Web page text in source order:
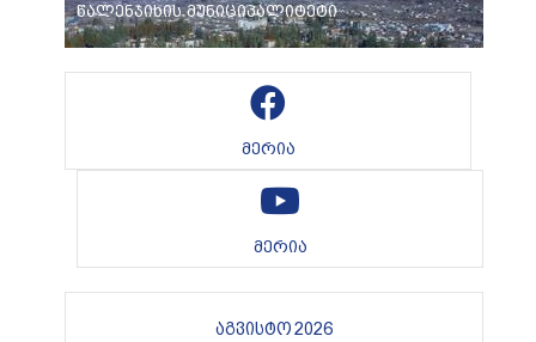
წალენჯიხის მუნიციპალიტეტი
მერია
მერია
აგვისტო 2026